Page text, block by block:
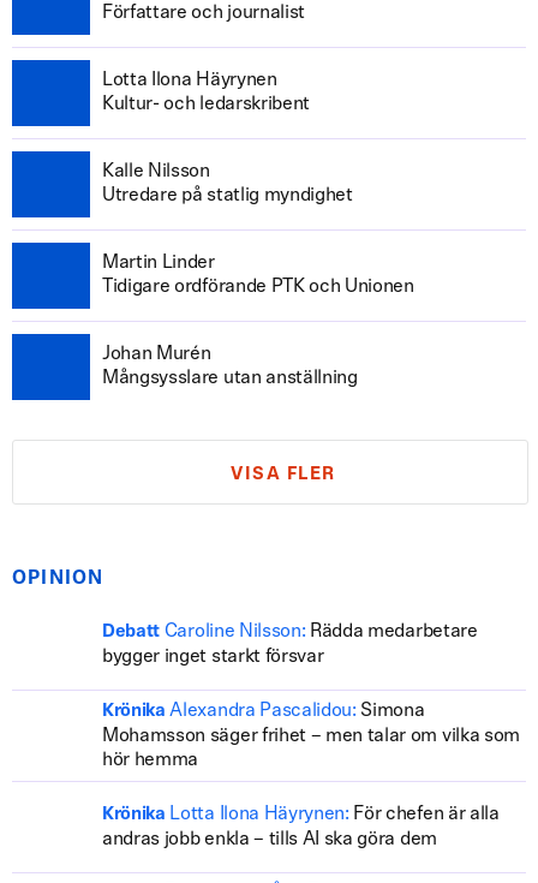
Författare och journalist
Lotta Ilona Häyrynen
Kultur- och ledarskribent
Kalle Nilsson
Utredare på statlig myndighet
Martin Linder
Tidigare ordförande PTK och Unionen
Johan Murén
Mångsysslare utan anställning
VISA FLER
OPINION
Debatt Caroline Nilsson: Rädda medarbetare
bygger inget starkt försvar
Krönika Alexandra Pascalidou: Simona
Mohamsson säger frihet – men talar om vilka som
hör hemma
Krönika Lotta Ilona Häyrynen: För chefen är alla
andras jobb enkla – tills AI ska göra dem